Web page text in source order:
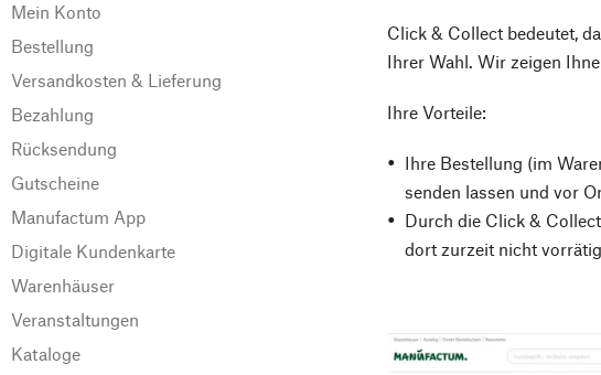
Mein Konto
Bestellung
Versandkosten & Lieferung
Bezahlung
Rücksendung
Gutscheine
Manufactum App
Digitale Kundenkarte
Warenhäuser
Veranstaltungen
Kataloge
Click & Collect bedeutet,
Ihrer Wahl. Wir zeigen
Ihre Vorteile:
Ihre Bestellung (im
senden lassen und vor
Durch die Click &
dort zurzeit nicht